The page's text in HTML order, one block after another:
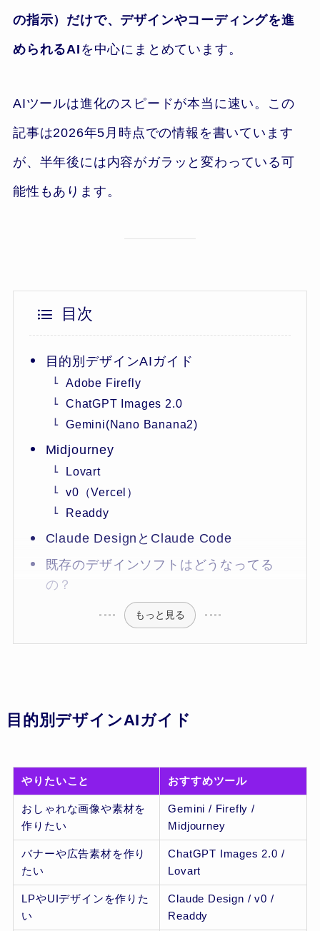
の指示）だけで、デザインやコーディングを進
められるAI を中心にまとめています。
AIツールは進化のスピードが本当に速い。この
記事は2026年5月時点での情報を書いています
が、半年後には内容がガラッと変わっている可
能性もあります。
目次
目的別デザインAIガイド
Adobe Firefly
ChatGPT Images 2.0
Gemini(Nano Banana2)
Midjourney
Lovart
v0（Vercel）
Readdy
Claude DesignとClaude Code
既存のデザインソフトはどうなってる
の？
もっと見る
目的別デザインAIガイド
やりたいこと おすすめツール
おしゃれな画像や素材を
作りたい
Gemini / Firefly /
Midjourney
バナーや広告素材を作り
たい
ChatGPT Images 2.0 /
Lovart
LPやUIデザインを作りた
い
Claude Design / v0 /
Readdy